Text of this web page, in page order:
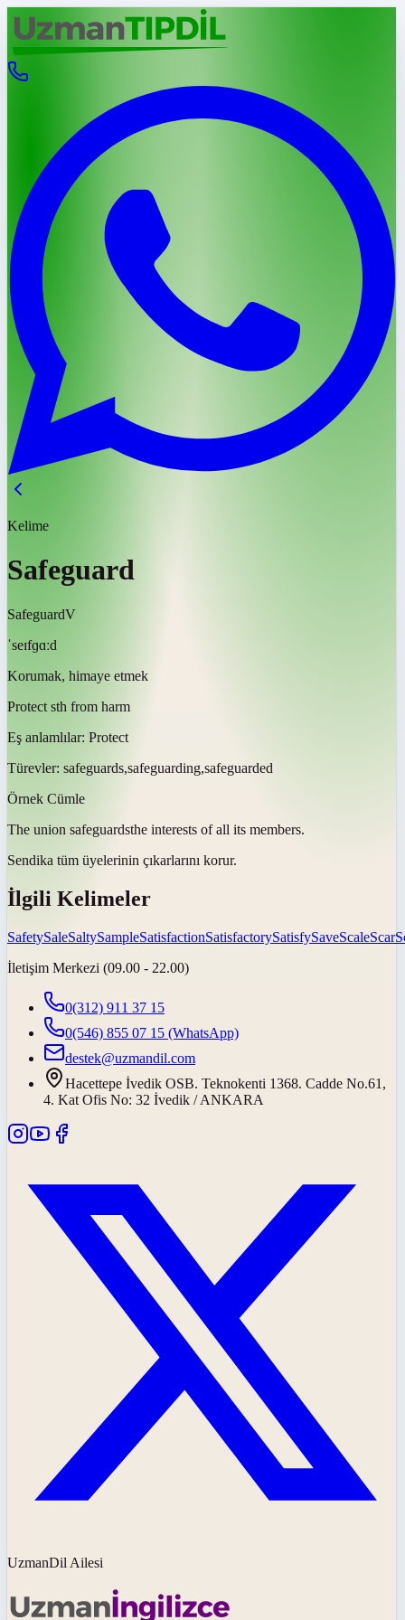
Kelime
Safeguard
SafeguardV
ˈseɪfɡɑːd
Korumak, himaye etmek
Protect sth from harm
Eş anlamlılar: Protect
Türevler: safeguards,safeguarding,safeguarded
Örnek Cümle
The union safeguardsthe interests of all its members.
Sendika tüm üyelerinin çıkarlarını korur.
İlgili Kelimeler
SafetySaleSaltySampleSatisfactionSatisfactorySatisfySaveScaleScar
İletişim Merkezi (09.00 - 22.00)
0(312) 911 37 15
0(546) 855 07 15 (WhatsApp)
destek@uzmandil.com
Hacettepe İvedik OSB. Teknokenti 1368. Cadde No.61,
4. Kat Ofis No: 32 İvedik / ANKARA
UzmanDil Ailesi